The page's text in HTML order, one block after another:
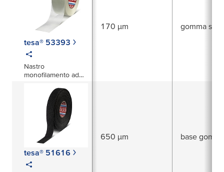
tesa® 53393
Nastro
monofilamento ad
rimozione pulita
170 µm gomma
tesa® 51616
650 µm base